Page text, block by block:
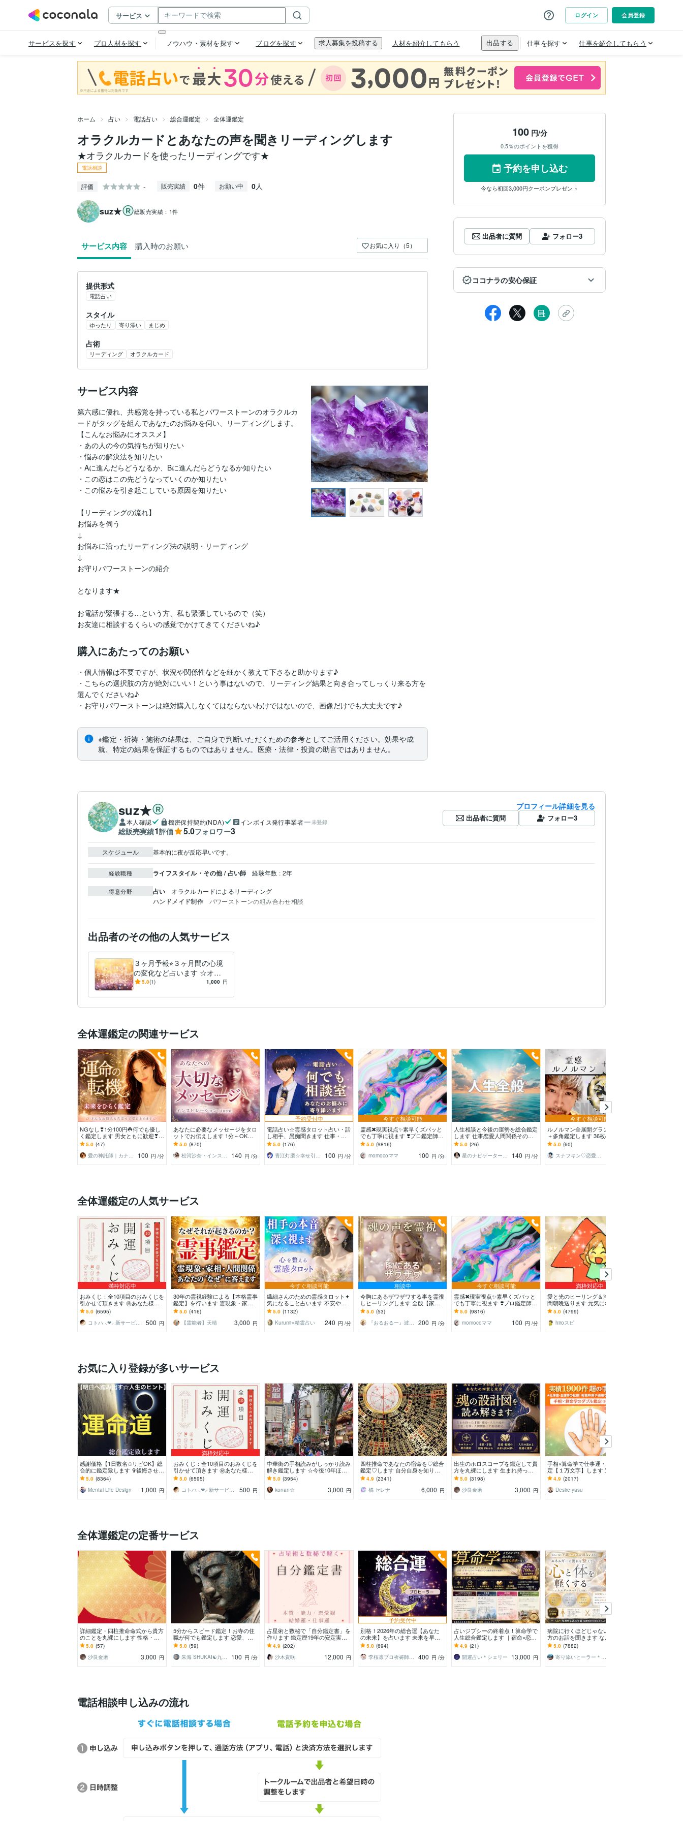
ホーム 占い 電話占い 総合運鑑定 全体運鑑定
オラクルカードとあなたの声を聞きリーディングします
★オラクルカードを使ったリーディングです★
電話相談
評価 - 販売実績 0件 お願い中 0人
suz★ 総販売実績： 1件
サービス内容 購入時のお願い お気に入り（5）
提供形式
電話占い
スタイル
ゆったり 寄り添い まじめ
占術
リーディング オラクルカード
サービス内容
第六感に優れ、共感覚を持っている私とパワーストーンのオラクルカ
ードがタッグを組んであなたのお悩みを伺い、リーディングします。
【こんなお悩みにオススメ】
・あの人の今の気持ちが知りたい
・悩みの解決法を知りたい
・Aに進んだらどうなるか、Bに進んだらどうなるか知りたい
・この恋はこの先どうなっていくのか知りたい
・この悩みを引き起こしている原因を知りたい
【リーディングの流れ】
お悩みを伺う
↓
お悩みに沿ったリーディング法の説明・リーディング
↓
お守りパワーストーンの紹介
となります★
お電話が緊張する…という方、私も緊張しているので（笑）
購入にあたってのお願い
・個人情報は不要ですが、状況や関係性などを細かく教えて下さると助かります♪
・こちらの選択肢の方が絶対にいい！という事はないので、リーディング結果と向き合ってしっくり来る方を
選んでくださいね♪
・お守りパワーストーンは絶対購入しなくてはならないわけではないので、画像だけでも大丈夫です♪
※鑑定・祈祷・施術の結果は、ご自身で判断いただくための参考としてご活用ください。効果や成
就、特定の結果を保証するものではありません。医療・法律・投資の助言ではありません。
100円/分
0.5％のポイントを獲得
予約を申し込む
今なら初回3,000円クーポンプレゼント
出品者に質問 フォロー3
ココナラの安心保証
suz★
本人確認 機密保持契約(NDA) インボイス発行事業者 未登録
総販売実績1評価 5.0フォロワー3
プロフィール詳細を見る
出品者に質問 フォロー3
スケジュール 基本的に夜が反応早いです。
経験職種 ライフスタイル・その他 / 占い師 経験年数 : 2年
得意分野 占い オラクルカードによるリーディング
ハンドメイド制作 パワーストーンの組み合わせ相談
出品者のその他の人気サービス
３ヶ月予報⭐︎３ヶ月間の心境
の変化など占います ☆オラ
クルカードを使います⭐︎おす
5.0(1) 1,000 円
全体運鑑定の関連サービス
NGなし❣1分100円☘️何でも優し
く鑑定します 男女ともに歓迎❣否
定せず、責めず、秘密を安心して
話せる場所
5.0 (47)
愛の神託師｜カナリア・アイ
100 円 /分
あなたに必要なメッセージをタロ
ットでお伝えします 1分～OK◇
リピーター多数/人間関係/恋愛/仕
事/家族/金運
5.0 (870)
松河沙奈・インスピレーションタロット
140 円 /分
予約受付中
電話占い☆霊感タロット占い・話
し相手、愚痴聞きます 仕事・恋
愛・人間関係などのお悩み、モヤ
モヤを丁寧に伺います
5.0 (176)
青江灯磨☆幸せ引き寄せ、開運の専門家
100 円 /分
今すぐ相談可能
霊感✖現実視点✨素早くズバッと
でも丁寧に視ます ❣️プロ鑑定師の
総合鑑定⭐お気軽に✨魂をやわら
かくかろやかに
5.0 (9816)
momocoママ
100 円 /分
人生相談と今後の運勢を総合鑑定
します 仕事恋愛人間関係その
他、人生の流れを総合鑑定します
5.0 (26)
星のナビゲーターSARA（サラ）
140 円 /分
今すぐ相談可能
ルノルマン全展開グランタブロー
＋多角鑑定します 36枚のルノル
マン＋霊感、タロット、オラクル
などの複数占術✨
5.0 (60)
スナフキン♡恋愛アドバイザー＆占い師
全体運鑑定の人気サービス
満枠対応中
おみくじ：全10項目のおみくじを
引かせて頂きます ㊙あなた様が
この先どう進むかの道しるべにな
さってください！
5.0 (6595)
コトハ ⸜❤︎⸝ 新サービス提供開始✨️
500 円
30年の霊視経験による【本格霊事
鑑定】を行います 霊現象・家
相・家系・先祖・土地・人間関
係・悪縁・因縁・厄払い
5.0 (416)
【霊能者】天晴
3,000 円
今すぐ相談可能
繊細さんのための霊感タロット✦
気になること占います 不安やモ
ヤモヤを整理し、あなたの自分軸
を整えます⭐️
5.0 (1132)
Kurumi⭐️精霊占い
240 円 /分
相談中
今胸にあるザワザワする事を霊視
しヒーリングします 全般【家
族・人間関係・恋愛・自己肯定・
目標・金運・仕事など】
5.0 (53)
『おるおるー』波動アップヒーラー
200 円 /分
今すぐ相談可能
霊感✖現実視点✨素早くズバッと
でも丁寧に視ます ❣️プロ鑑定師の
総合鑑定⭐お気軽に✨魂をやわら
かくかろやかに
5.0 (9816)
momocoママ
100 円 /分
満枠対応中
愛と光のヒーリング＆浄化、3日
間朝晩送ります 元気になりた
い、疲労や不安、浄化したい方へ
毎日朝晩ヒーリング
5.0 (4799)
hiroスピ
お気に入り登録が多いサービス
感謝価格【1日数名✩リピOK】総
合的に鑑定致します ✞後悔させま
せん【未来を良くする✩人生のヒ
ント】アドバイス付
5.0 (8364)
Mental Life Design
1,000 円
満枠対応中
おみくじ：全10項目のおみくじを
引かせて頂きます ㊙あなた様が
この先どう進むかの道しるべにな
さってください！
5.0 (6595)
コトハ ⸜❤︎⸝ 新サービス提供開始✨️
500 円
中華街の手相読みがしっかり読み
解き鑑定します ☆今後10年ほど
の流れから、良い時期、悪い時期
もお伝えします
5.0 (3954)
konan☆
3,000 円
四柱推命であなたの宿命を♡総合
鑑定♡します 自分自身を知りた
い方に♡大ボリュームです
4.9 (2341)
橘 セレナ
6,000 円
出生のホロスコープを鑑定して貴
方を丸裸にします 生まれ持った
性質や傾向など、総合的に鑑定し
ていきます。
5.0 (3198)
沙良金磨
3,000 円
手相×算命学で仕事運・金運を鑑
定【１万文字】します 適職・転
職・起業の時期を２０種類の線と
生年月日で徹底分析
4.9 (2017)
Desire yasu
全体運鑑定の定番サービス
詳細鑑定・四柱推命命式から貴方
のことを丸裸にします 性格・才
能・適職・恋愛傾向＋運が整う方
5.0 (57)
沙良金磨
3,000 円
5分からスピード鑑定！お寺の住
職が何でも鑑定します 恋愛、
心、人間関係、人生、家庭、他で
はできない相談
5.0 (59)
朱海 SHUKAI☯九星術☯タロット和尚
100 円 /分
占星術と数秘で「自分鑑定書」を
作ります 鑑定歴19年の安定実
績。アドバイスもしっかりお伝え
します
4.9 (202)
沙木貴咲
12,000 円
予約受付中
別格！2026年の総合運【あなた
の未来】を占います 未来を早く
知りたい☆中国秘術！運上げ祈祷
♡
5.0 (694)
李桜凛プロ祈祷師・霊視占い＠霊感タロット
400 円 /分
占いジプシーの終着点！算命学で
人生総合鑑定します ｜宿命×恋愛
×仕事×30年の未来地図 あなた
だけの人生の取説
4.9 (21)
開運占い＊シェリー
13,000 円
病院に行くほどじゃないけど辛い
方のお話を聞きます なんとなく
不調が続く方へ、やさしく整える
エネルギー調整
5.0 (7882)
寄り添いヒーラー＊haru
電話相談申し込みの流れ